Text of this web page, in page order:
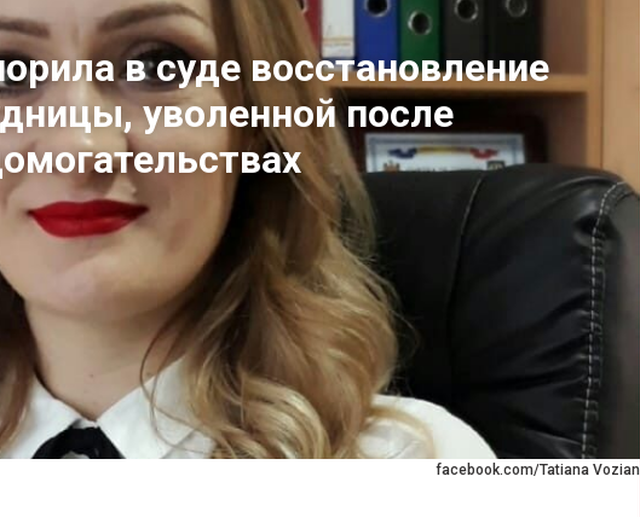
facebook.com/Tatiana Vozian
в суде восстановление
уволенной после